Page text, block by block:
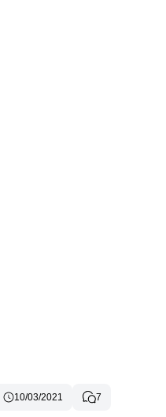
10/03/2021 7